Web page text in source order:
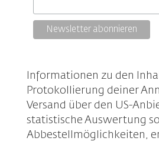
Informationen zu den
Protokollierung deiner
Versand über den US-
statistische Auswertung
Abbestellmöglichkeiten,